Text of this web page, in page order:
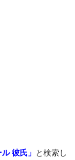
彼氏」 と検索し